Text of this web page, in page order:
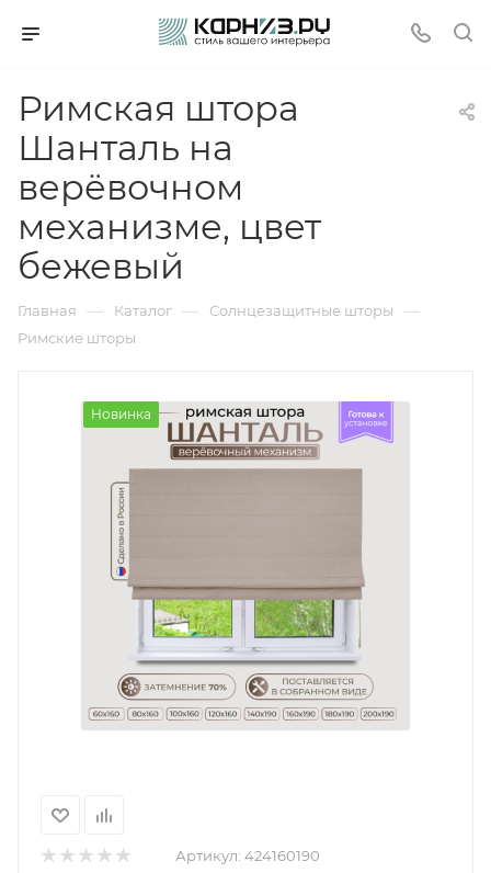
Римская штора
Шанталь на
верёвочном
механизме, цвет
бежевый
Главная — Каталог — Солнцезащитные шторы —
Римские шторы
Новинка
Артикул: 424160190